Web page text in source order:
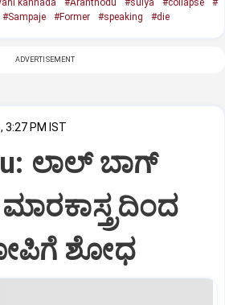
kannada #Aranthodu #sulya #collapse
#
#Sampaje #Former #speaking #die
ADVERTISEMENT
3:27 PM IST
ಲಾಲ್‌ ಬಾಗ್‌
ಶೋಧ